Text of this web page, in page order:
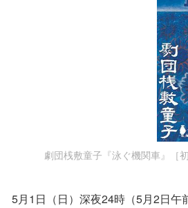
劇団桟敷童子『泳ぐ機関車』
5月1日（日）深夜24時（5月2日午